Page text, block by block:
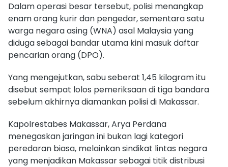
Dalam operasi besar tersebut, polisi menangkap
enam orang kurir dan pengedar, sementara satu
warga negara asing (WNA) asal Malaysia yang
diduga sebagai bandar utama kini masuk daftar
pencarian orang (DPO).
Yang mengejutkan, sabu seberat 1,45 kilogram itu
disebut sempat lolos pemeriksaan di tiga bandara
sebelum akhirnya diamankan polisi di Makassar.
Kapolrestabes Makassar, Arya Perdana
menegaskan jaringan ini bukan lagi kategori
peredaran biasa, melainkan sindikat lintas negara
yang menjadikan Makassar sebagai titik distribusi